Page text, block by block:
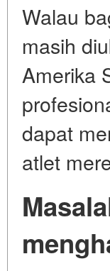
Walau
masih
Amerika
dapat
atlet